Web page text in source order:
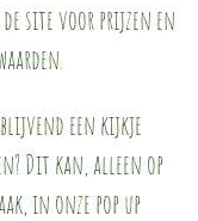
de site voor prijzen en
een kijkje
Dit kan, alleen op
in onze pop up